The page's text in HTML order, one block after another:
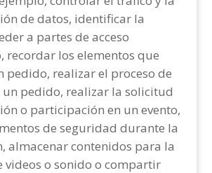
de datos, identificar la
a partes de acceso
recordar los elementos que
pedido, realizar el proceso de
pedido, realizar la solicitud
o participación en un evento,
de seguridad durante la
almacenar contenidos para la
videos o sonido o compartir